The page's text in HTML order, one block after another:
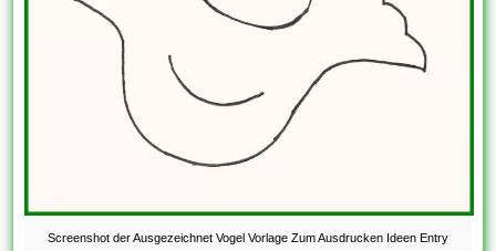
Screenshot der Ausgezeichnet Vogel Vorlage Zum Ausdrucken Ideen Entry